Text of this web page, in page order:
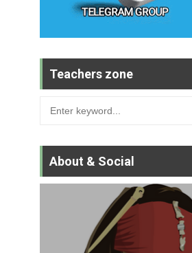
Teachers zone
About & Social